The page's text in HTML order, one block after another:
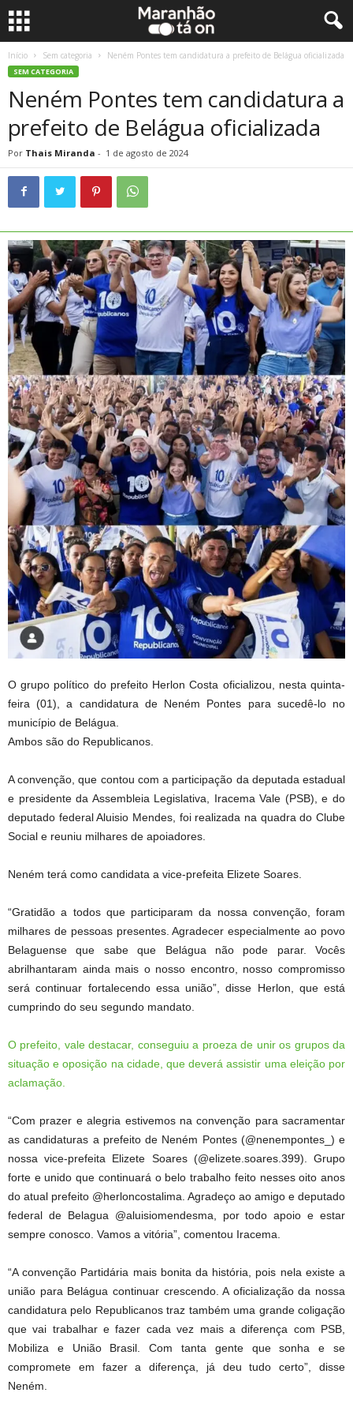
Início Sem categoria Neném Pontes tem candidatura a prefeito de Belágua oficializada
SEM CATEGORIA
Neném Pontes tem candidatura a
prefeito de Belágua oficializada
Por Thais Miranda - 1 de agosto de 2024
O grupo político do prefeito Herlon Costa oficializou, nesta quinta-
feira (01), a candidatura de Neném Pontes para sucedê-lo no
município de Belágua.
Ambos são do Republicanos.
A convenção, que contou com a participação da deputada estadual
e presidente da Assembleia Legislativa, Iracema Vale (PSB), e do
deputado federal Aluisio Mendes, foi realizada na quadra do Clube
Social e reuniu milhares de apoiadores.
Neném terá como candidata a vice-prefeita Elizete Soares.
“Gratidão a todos que participaram da nossa convenção, foram
milhares de pessoas presentes. Agradecer especialmente ao povo
Belaguense que sabe que Belágua não pode parar. Vocês
abrilhantaram ainda mais o nosso encontro, nosso compromisso
será continuar fortalecendo essa união”, disse Herlon, que está
cumprindo do seu segundo mandato.
O prefeito, vale destacar, conseguiu a proeza de unir os grupos da
situação e oposição na cidade, que deverá assistir uma eleição por
aclamação.
“Com prazer e alegria estivemos na convenção para sacramentar
as candidaturas a prefeito de Neném Pontes (@nenempontes_) e
nossa vice-prefeita Elizete Soares (@elizete.soares.399). Grupo
forte e unido que continuará o belo trabalho feito nesses oito anos
do atual prefeito @herloncostalima. Agradeço ao amigo e deputado
federal de Belagua @aluisiomendesma, por todo apoio e estar
sempre conosco. Vamos a vitória”, comentou Iracema.
“A convenção Partidária mais bonita da história, pois nela existe a
união para Belágua continuar crescendo. A oficialização da nossa
candidatura pelo Republicanos traz também uma grande coligação
que vai trabalhar e fazer cada vez mais a diferença com PSB,
Mobiliza e União Brasil. Com tanta gente que sonha e se
compromete em fazer a diferença, já deu tudo certo”, disse
Neném.